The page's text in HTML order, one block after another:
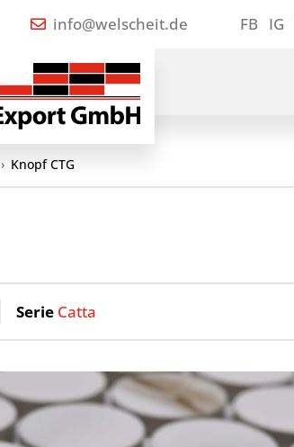
info@welscheit.de FB IG
› Knopf CTG
Serie Catta